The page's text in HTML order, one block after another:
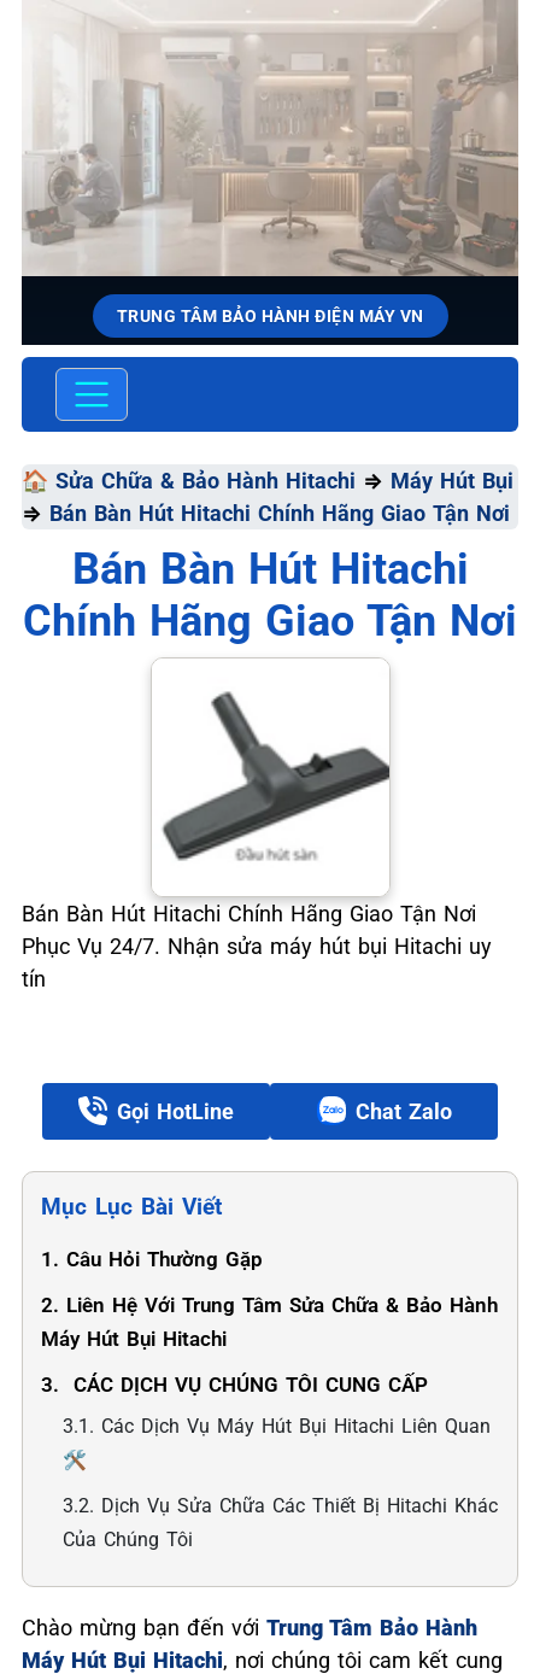
TRUNG TÂM BẢO HÀNH ĐIỆN MÁY VN
SỬA CHỮA & BẢO HÀNH
Đa
📞 09.663.898.33
🏠 Sửa Chữa & Bảo Hành Hitachi ⇒ Máy Hút Bụi
⇒ Bán Bàn Hút Hitachi Chính Hãng Giao Tận Nơi
Bán Bàn Hút Hitachi
Chính Hãng Giao Tận Nơi
Bán Bàn Hút Hitachi Chính Hãng Giao Tận Nơi
Phục Vụ 24/7. Nhận sửa máy hút bụi Hitachi uy
tín
Gọi HotLine Chat Zalo
Mục Lục Bài Viết
1. Câu Hỏi Thường Gặp
2. Liên Hệ Với Trung Tâm Sửa Chữa & Bảo Hành
Máy Hút Bụi Hitachi
3. ️ CÁC DỊCH VỤ CHÚNG TÔI CUNG CẤP
3.1. Các Dịch Vụ Máy Hút Bụi Hitachi Liên Quan
🛠️
3.2. Dịch Vụ Sửa Chữa Các Thiết Bị Hitachi Khác
Của Chúng Tôi
Chào mừng bạn đến với Trung Tâm Bảo Hành
Máy Hút Bụi Hitachi, nơi chúng tôi cam kết cung